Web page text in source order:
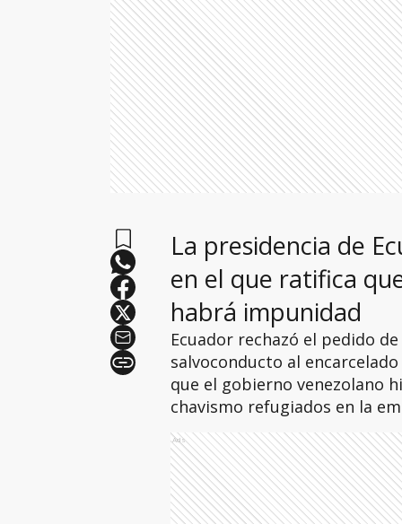
La presidencia de
en el que ratifica
habrá impunidad
Ecuador rechazó el pedido
salvoconducto al
que el gobierno venezolano
chavismo refugiados en la
Ads